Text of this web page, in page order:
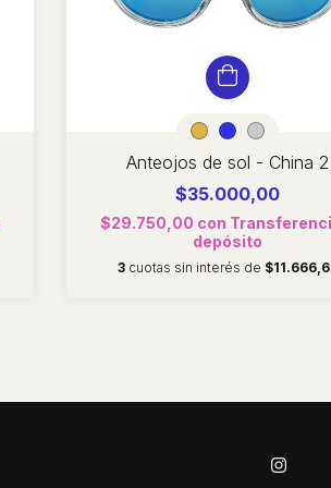
Anteojos de sol - China 2
$35.000,00
$29.750,00 con
depósito
3 cuotas sin interés de